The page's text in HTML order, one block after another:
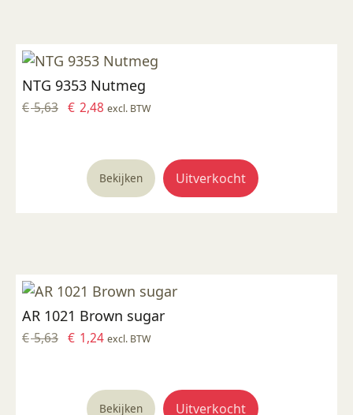
NTG 9353 Nutmeg
€5,63 Oorspronkelijke
€ 5,63.
€ 2,48 Huidige
€ 2,48.
excl. BTW
Bekijken Uitverkocht
AR 1021 Brown sugar
€5,63 Oorspronkelijke
€ 5,63.
€ 1,24Huidige
€ 1,24.
excl. BTW
Bekijken Uitverkocht